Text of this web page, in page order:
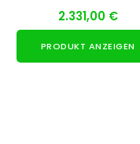
2.331,00 €
PRODUKT ANZEIGEN